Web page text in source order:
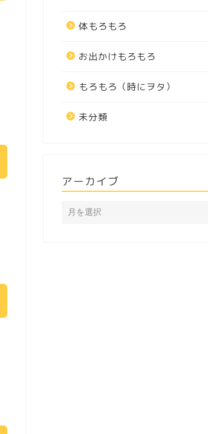
体もろもろ
お出かけもろもろ
もろもろ（時にヲタ）
未分類
アーカイブ